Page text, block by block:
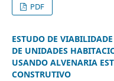
PDF
ESTUDO DE
DE UNIDADES
USANDO ALVENARIA
CONSTRUTIVO